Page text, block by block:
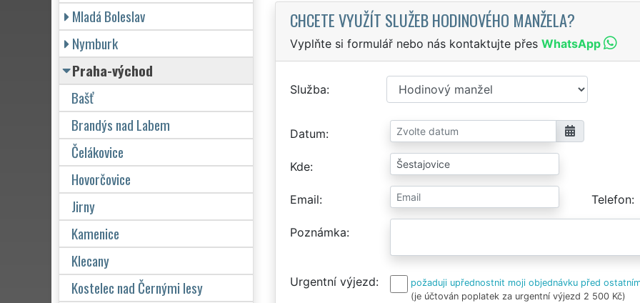
CHCETE VYUŽÍT SLUŽEB HODINOVÉHO MANŽELA?
Vyplňte si formulář nebo nás kontaktujte přes WhatsApp
Služba
Datum
Kde
Email Telefon
Poznámka
Urgentní výjezd
požaduji upřednostnit moji objednávku před
(je účtován poplatek za urgentní výjezd 2 500 Kč)
Mladá Boleslav
Nymburk
Praha-východ
Bašť
Brandýs nad Labem
Čelákovice
Hovorčovice
Jirny
Kamenice
Klecany
Kostelec nad Černými lesy